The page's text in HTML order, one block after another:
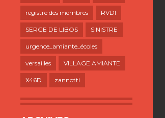
registre des membres RVDI
SERGE DE LIBOS SINISTRE
urgence_amiante_écoles
versailles VILLAGE AMIANTE
X46D zannotti